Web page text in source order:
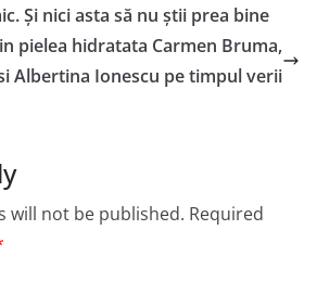
Și nici asta să nu știi prea bine
pielea hidratata Carmen Bruma,
Albertina Ionescu pe timpul verii
will not be published. Required